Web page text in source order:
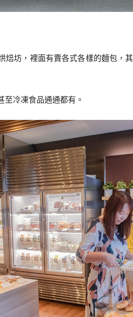
焙坊，裡面有賣各式各樣的麵包，
至冷凍食品通通都有。